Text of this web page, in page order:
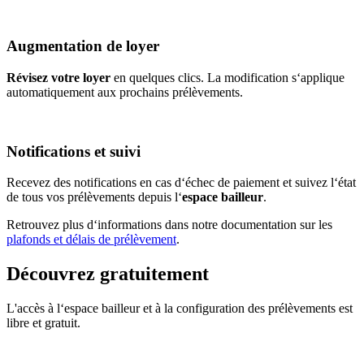
Augmentation de loyer
Révisez votre loyer en quelques clics. La modification s‘applique
automatiquement aux prochains prélèvements.
Notifications et suivi
Recevez des notifications en cas d‘échec de paiement et suivez l‘état
de tous vos prélèvements depuis l‘espace bailleur.
Retrouvez plus d‘informations dans notre documentation sur les
plafonds et délais de prélèvement.
Découvrez gratuitement
L'accès à l‘espace bailleur et à la configuration des prélèvements est
libre et gratuit.